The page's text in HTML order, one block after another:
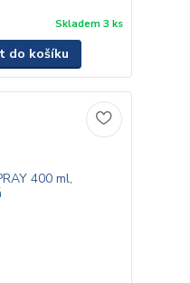
Skladem 3 ks
do košíku